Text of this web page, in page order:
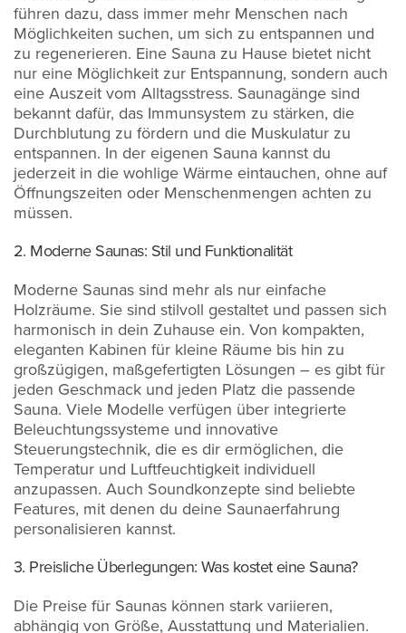
führen dazu, dass immer mehr Menschen nach
Möglichkeiten suchen, um sich zu entspannen und
zu regenerieren. Eine Sauna zu Hause bietet nicht
nur eine Möglichkeit zur Entspannung, sondern auch
eine Auszeit vom Alltagsstress. Saunagänge sind
bekannt dafür, das Immunsystem zu stärken, die
Durchblutung zu fördern und die Muskulatur zu
entspannen. In der eigenen Sauna kannst du
jederzeit in die wohlige Wärme eintauchen, ohne auf
Öffnungszeiten oder Menschenmengen achten zu
müssen.
2. Moderne Saunas: Stil und Funktionalität
Moderne Saunas sind mehr als nur einfache
Holzräume. Sie sind stilvoll gestaltet und passen sich
harmonisch in dein Zuhause ein. Von kompakten,
eleganten Kabinen für kleine Räume bis hin zu
großzügigen, maßgefertigten Lösungen – es gibt für
jeden Geschmack und jeden Platz die passende
Sauna. Viele Modelle verfügen über integrierte
Beleuchtungssysteme und innovative
Steuerungstechnik, die es dir ermöglichen, die
Temperatur und Luftfeuchtigkeit individuell
anzupassen. Auch Soundkonzepte sind beliebte
Features, mit denen du deine Saunaerfahrung
personalisieren kannst.
3. Preisliche Überlegungen: Was kostet eine Sauna?
Die Preise für Saunas können stark variieren,
abhängig von Größe, Ausstattung und Materialien.